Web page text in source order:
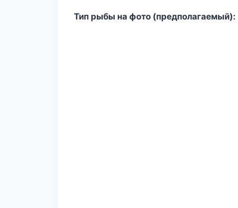
Тип рыбы на фото (предполагаемый):